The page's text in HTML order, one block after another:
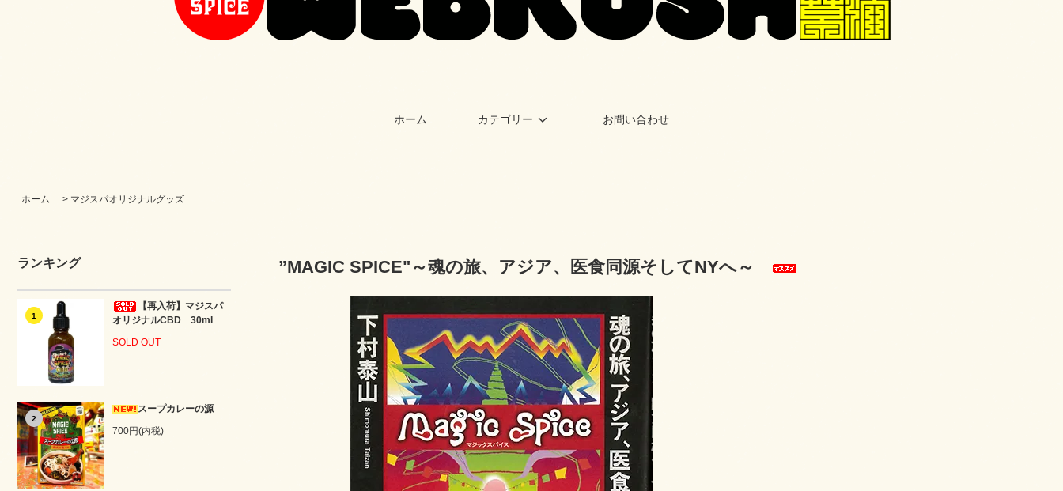
ホーム カテゴリー お問い合わせ
ホーム > マジスパオリジナルグッズ
ランキング
1
【再入荷】マジスパ
オリジナルCBD 30ml
SOLD OUT
2
スープカレーの源
700円(内税)
”MAGIC SPICE"～魂の旅、アジア、医食同源そしてNYへ～